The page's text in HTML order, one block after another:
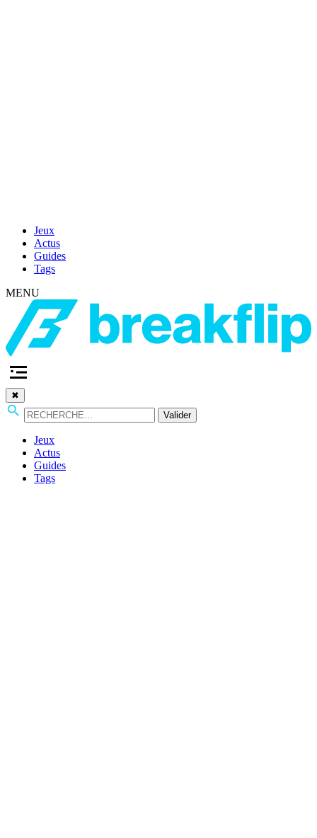
Jeux
Actus
Guides
Tags
MENU
✖
Valider
Jeux
Actus
Guides
Tags